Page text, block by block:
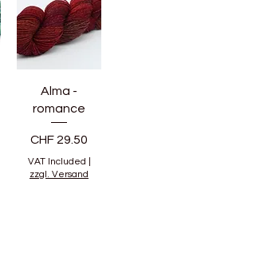
Alma -
romance
Price
CHF 29.50
VAT Included
zzgl. Versand